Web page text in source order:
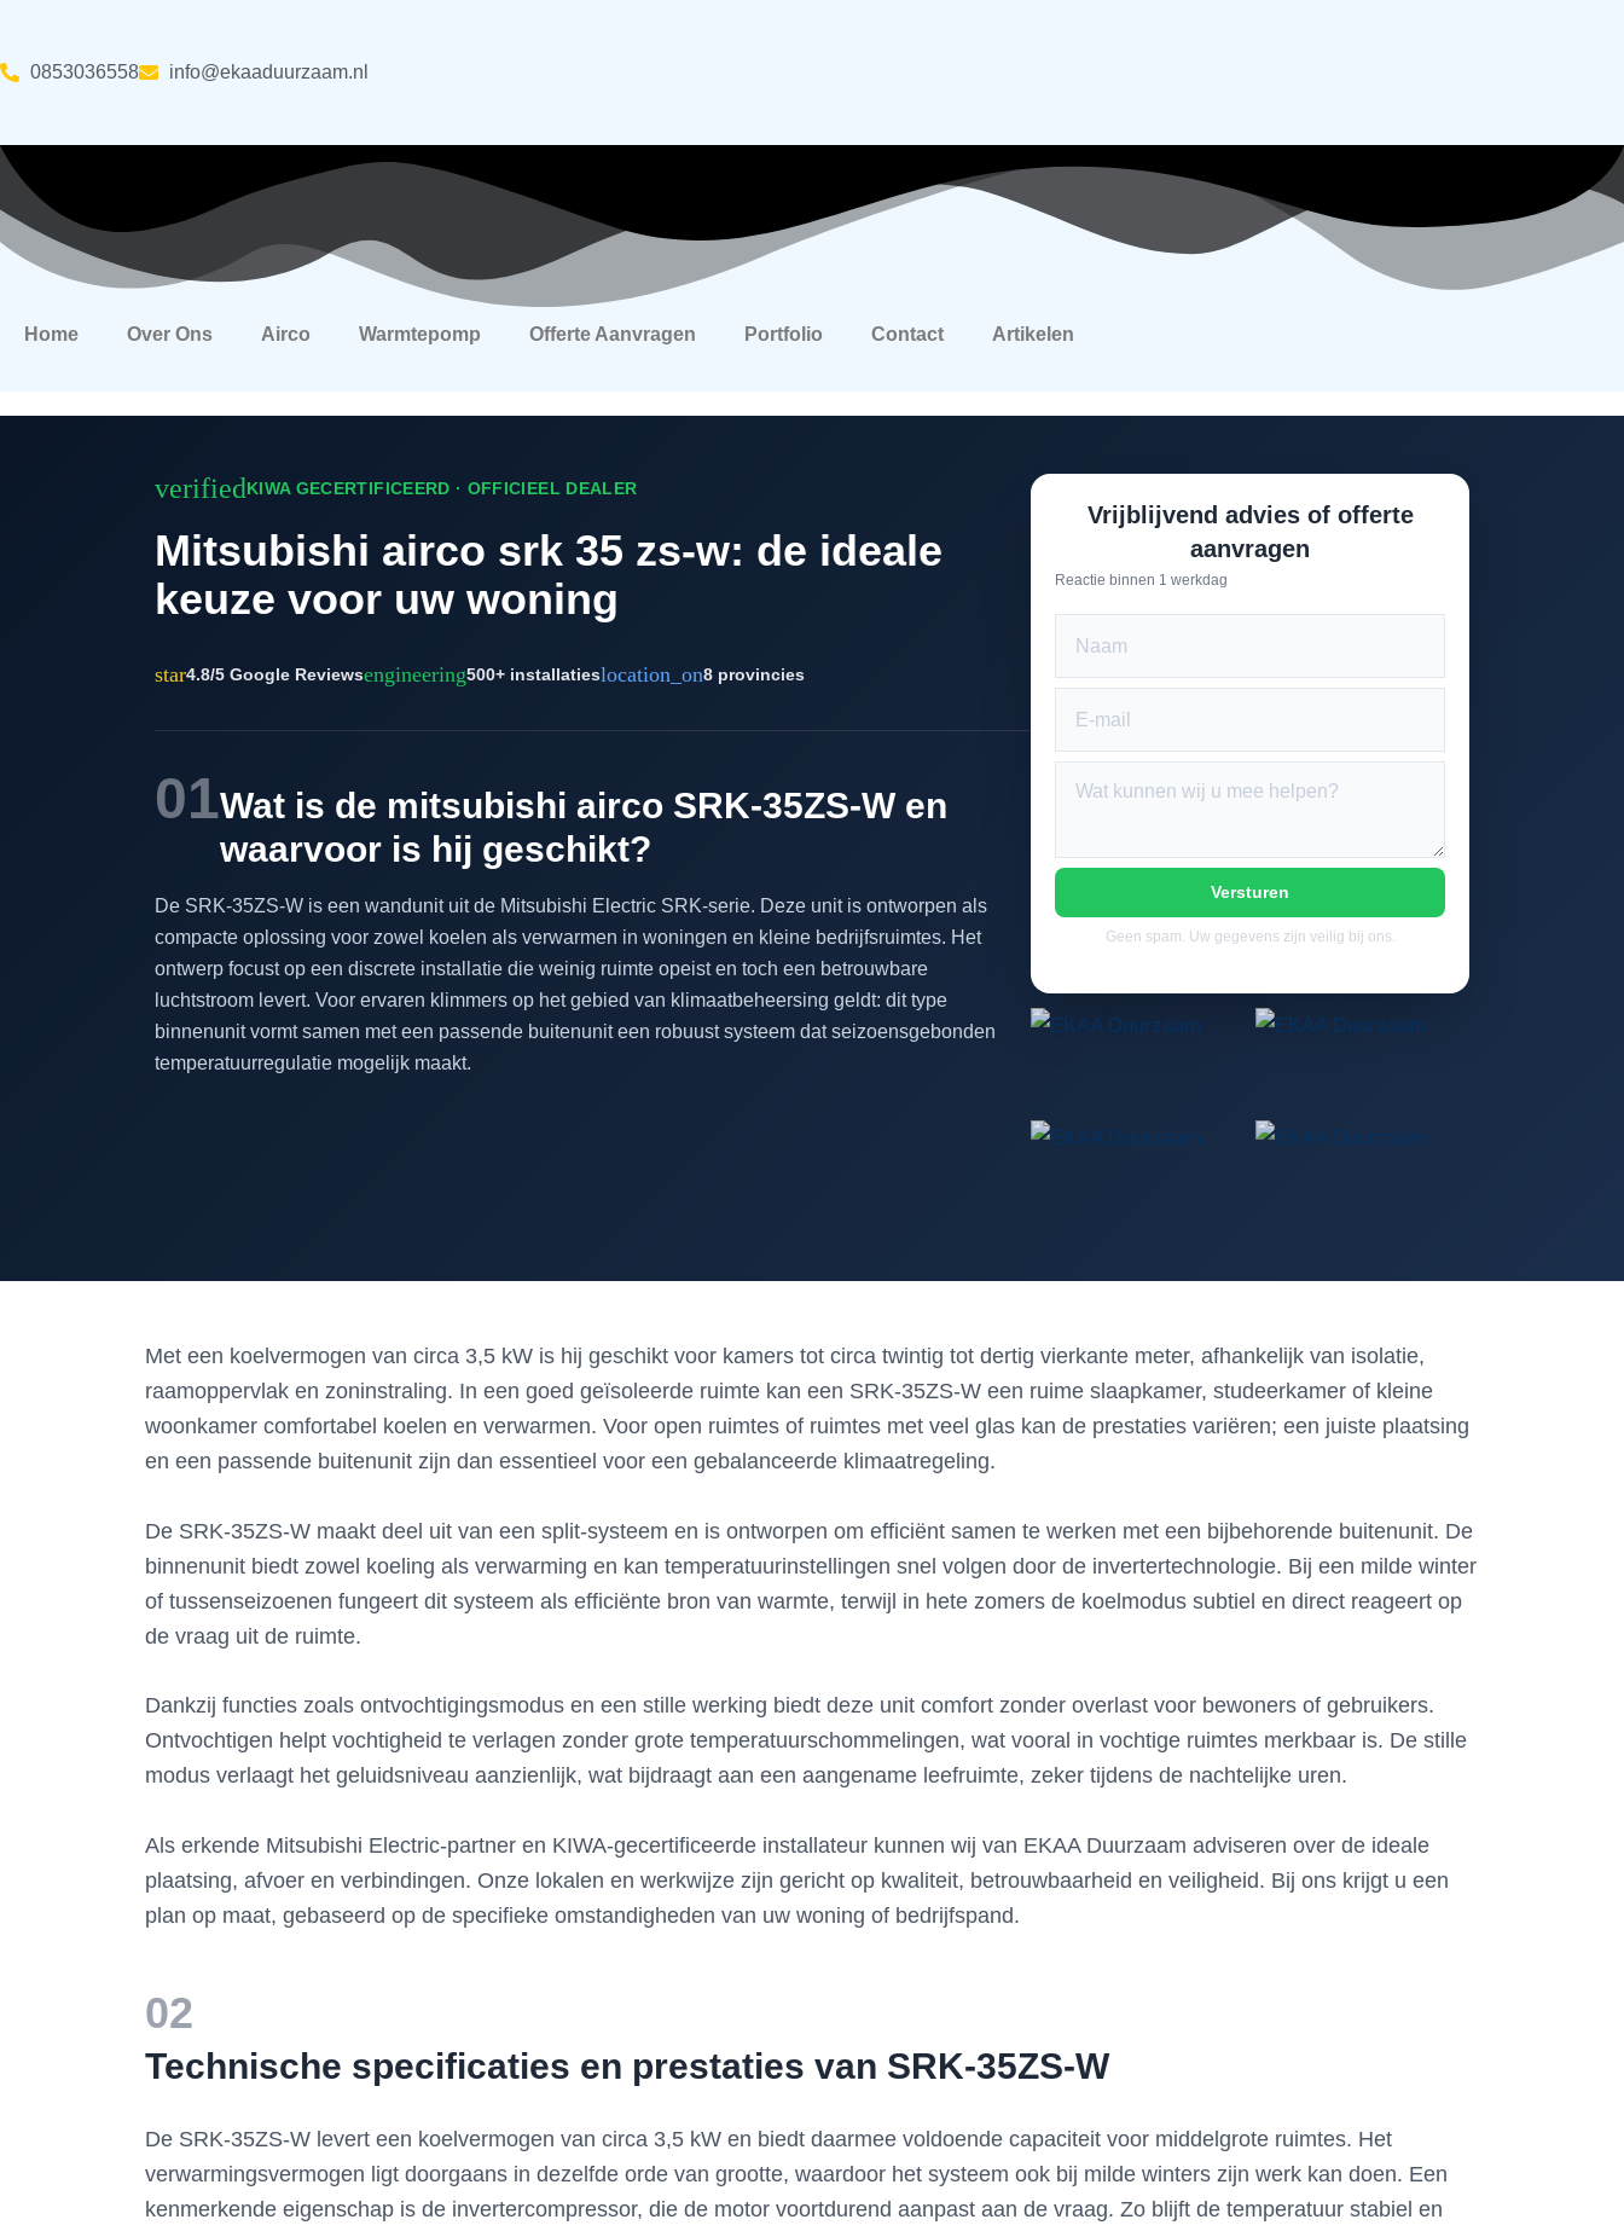
content
‪0853036558 info@ekaaduurzaam.nl
Home Over Ons Airco Warmtepomp Offerte Aanvragen Portfolio Contact Artikelen
verifiedKIWA GECERTIFICEERD · OFFICIEEL DEALER
Mitsubishi airco srk 35 zs-w: de ideale
keuze voor uw woning
star4.8/5 Google Reviewsengineering500+ installatieslocation_on8 provincies
01Wat is de mitsubishi airco SRK-35ZS-W en
waarvoor is hij geschikt?
De SRK-35ZS-W is een wandunit uit de Mitsubishi Electric SRK-serie. Deze unit is ontworpen als
compacte oplossing voor zowel koelen als verwarmen in woningen en kleine bedrijfsruimtes. Het
ontwerp focust op een discrete installatie die weinig ruimte opeist en toch een betrouwbare
luchtstroom levert. Voor ervaren klimmers op het gebied van klimaatbeheersing geldt: dit type
binnenunit vormt samen met een passende buitenunit een robuust systeem dat seizoensgebonden
temperatuurregulatie mogelijk maakt.
Vrijblijvend advies of offerte
aanvragen
Reactie binnen 1 werkdag
Versturen
Geen spam. Uw gegevens zijn veilig bij ons.
Met een koelvermogen van circa 3,5 kW is hij geschikt voor kamers tot circa twintig tot dertig vierkante meter, afhankelijk van isolatie,
raamoppervlak en zoninstraling. In een goed geïsoleerde ruimte kan een SRK-35ZS-W een ruime slaapkamer, studeerkamer of kleine
woonkamer comfortabel koelen en verwarmen. Voor open ruimtes of ruimtes met veel glas kan de prestaties variëren; een juiste plaatsing
en een passende buitenunit zijn dan essentieel voor een gebalanceerde klimaatregeling.
De SRK-35ZS-W maakt deel uit van een split-systeem en is ontworpen om efficiënt samen te werken met een bijbehorende buitenunit. De
binnenunit biedt zowel koeling als verwarming en kan temperatuurinstellingen snel volgen door de invertertechnologie. Bij een milde winter
of tussenseizoenen fungeert dit systeem als efficiënte bron van warmte, terwijl in hete zomers de koelmodus subtiel en direct reageert op
de vraag uit de ruimte.
Dankzij functies zoals ontvochtigingsmodus en een stille werking biedt deze unit comfort zonder overlast voor bewoners of gebruikers.
Ontvochtigen helpt vochtigheid te verlagen zonder grote temperatuurschommelingen, wat vooral in vochtige ruimtes merkbaar is. De stille
modus verlaagt het geluidsniveau aanzienlijk, wat bijdraagt aan een aangename leefruimte, zeker tijdens de nachtelijke uren.
Als erkende Mitsubishi Electric-partner en KIWA-gecertificeerde installateur kunnen wij van EKAA Duurzaam adviseren over de ideale
plaatsing, afvoer en verbindingen. Onze lokalen en werkwijze zijn gericht op kwaliteit, betrouwbaarheid en veiligheid. Bij ons krijgt u een
plan op maat, gebaseerd op de specifieke omstandigheden van uw woning of bedrijfspand.
02
Technische specificaties en prestaties van SRK-35ZS-W
De SRK-35ZS-W levert een koelvermogen van circa 3,5 kW en biedt daarmee voldoende capaciteit voor middelgrote ruimtes. Het
verwarmingsvermogen ligt doorgaans in dezelfde orde van grootte, waardoor het systeem ook bij milde winters zijn werk kan doen. Een
kenmerkende eigenschap is de invertercompressor, die de motor voortdurend aanpast aan de vraag. Zo blijft de temperatuur stabiel en